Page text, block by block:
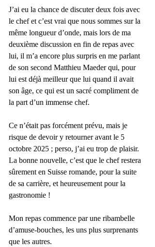
J’ai eu la chance de discuter deux fois avec
le chef et c’est vrai que nous sommes sur la
même longueur d’onde, mais lors de ma
deuxième discussion en fin de repas avec
lui, il m’a encore plus surpris en me parlant
de son second Matthieu Maeder qui, pour
lui est déjà meilleur que lui quand il avait
son âge, ce qui est un sacré compliment de
la part d’un immense chef.
Ce n’était pas forcément prévu, mais je
risque de devoir y retourner avant le 5
octobre 2025 ; perso, j’ai eu trop de plaisir.
La bonne nouvelle, c’est que le chef restera
sûrement en Suisse romande, pour la suite
de sa carrière, et heureusement pour la
gastronomie !
Mon repas commence par une ribambelle
d’amuse-bouches, les uns plus surprenants
que les autres.